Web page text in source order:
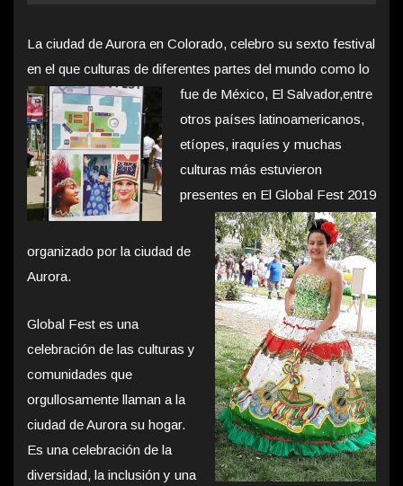
La ciudad de Aurora en Colorado, celebro su sexto festival
en el que culturas de diferentes partes del mundo como lo
fue de México, El Salvador,entre
otros países latinoamericanos,
etíopes, iraquíes y muchas
culturas más estuvieron
presentes en El Global Fest 2019
organizado por la ciudad de
Aurora.
Global Fest es una
celebración de las culturas y
comunidades que
orgullosamente llaman a la
ciudad de Aurora su hogar.
Es una celebración de la
diversidad, la inclusión y una